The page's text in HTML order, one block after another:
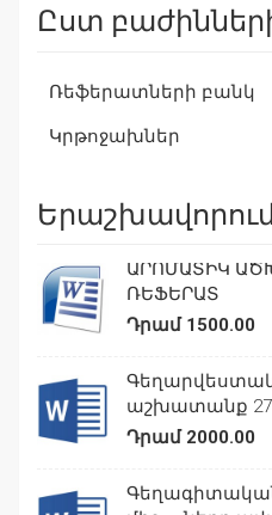
Ըստ
Ռեֆերատների բանկ
Կրթոջախներ
ԱՐՈՄԱՏԻԿ
ՌԵՖԵՐԱՏ
Դրամ 1500.00
աշխատանք 27
Դրամ 2000.00